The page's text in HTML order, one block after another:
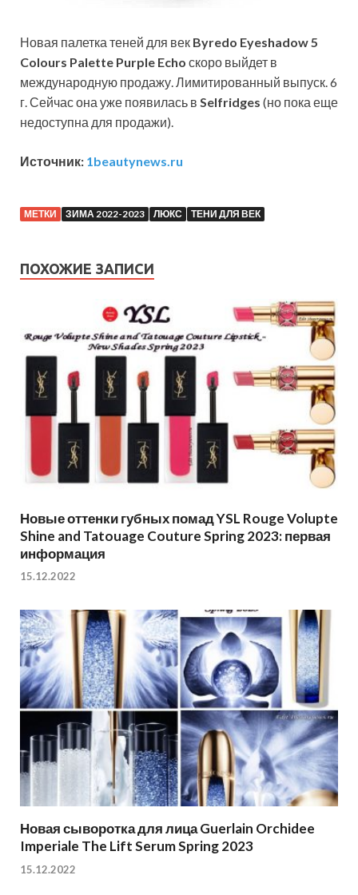
Новая палетка теней для век Byredo Eyeshadow 5
Colours Palette Purple Echo скоро выйдет в
международную продажу. Лимитированный выпуск. 6
г. Сейчас она уже появилась в Selfridges (но пока еще
недоступна для продажи).
Источник: 1beautynews.ru
МЕТКИ ЗИМА 2022-2023 ЛЮКС ТЕНИ ДЛЯ ВЕК
ПОХОЖИЕ ЗАПИСИ
Новые оттенки губных помад YSL Rouge Volupte
Shine and Tatouage Couture Spring 2023: первая
информация
15.12.2022
Новая сыворотка для лица Guerlain Orchidee
Imperiale The Lift Serum Spring 2023
15.12.2022